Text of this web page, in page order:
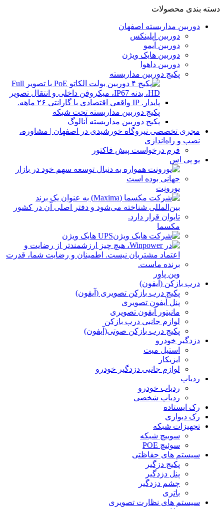
دسته بندی محصولات
دوربین مداربسته اصفهان
دوربین اپلینکس
دوربین آیمو
دوربین هایک ویژن
دوربین داهوا
پکیج دوربین مداربسته
پکیج دوربین مداربسته تحت شبکه
پکیج دوربین مداربسته آنالوگ
مجری تخصصی نیروگاه خورشیدی در اصفهان | مشاوره،
نصب و راه‌اندازی
فرم درخواست پیش فاکتور
یو پی اس
یورونِت
مکسما
UPS هایک ویژن
وین پاور
درب بازکن (آیفون)
پکیج درب بازکن تصویری (آیفون)
پنل آیفون تصویری
مانیتور آیفون تصویری
لوازم جانبی درب بازکن
پکیج درب بازکن صوتی(آیفون)
دزدگیر خودرو
استیل میت
ایزیکار
لوازم جانبی دزدگیر خودرو
ردیاب
ردیاب خودرو
ردیاب شخصی
رک ایستاده
رک دیواری
تجهیزات شبکه
سوییچ شبکه
سوئیچ POE
سیستم های حفاظتی
پکیج دزگیر
پنل دزدگیر
چشم دزدگیر
باتری
سیستم های نظارت تصویری